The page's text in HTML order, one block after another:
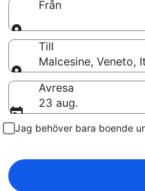
Från
Från
Till
Malcesine, Veneto,
Till
Avresa
23 aug.
Jag behöver bara boende